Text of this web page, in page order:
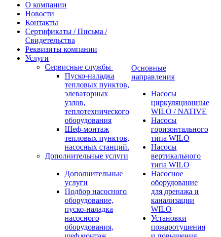
О компании
Новости
Контакты
Сертификаты / Письма /
Свидетельства
Реквизиты компании
Услуги
Сервисные службы
Пуско-наладка
тепловых пунктов,
элеваторных
узлов,
теплотехнического
оборудования
Шеф-монтаж
тепловых пунктов,
насосных станций.
Дополнительные услуги
Дополнительные
услуги
Подбор насосного
оборудование,
пуско-наладка
насосного
оборудования,
Основные
направления
Насосы
циркуляционные
WILO / NATIVE
Насосы
горизонтального
типа WILO
Насосы
вертикального
типа WILO
Насосное
оборудование
для дренажа и
канализации
WILO
Установки
пожаротушения